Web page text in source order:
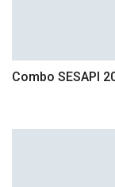
Combo SESAPI